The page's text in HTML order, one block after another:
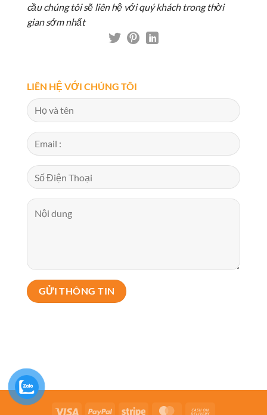
cầu chúng tôi sẽ liên hệ với quý khách trong thời
gian sớm nhất
LIÊN HỆ VỚI CHÚNG TÔI
Visa PayPal Stripe MasterCard